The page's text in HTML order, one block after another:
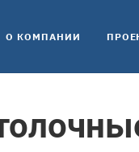
O КОМПАНИИ